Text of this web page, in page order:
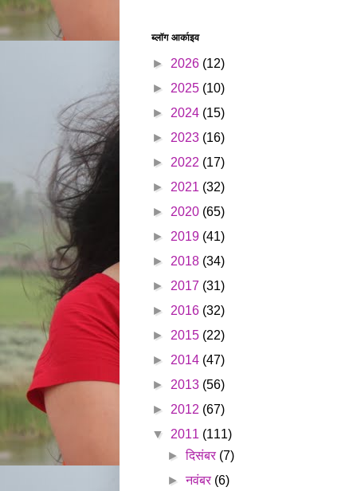
ब्लॉग आर्काइव
► 2026 (12)
► 2025 (10)
► 2024 (15)
► 2023 (16)
► 2022 (17)
► 2021 (32)
► 2020 (65)
► 2019 (41)
► 2018 (34)
► 2017 (31)
► 2016 (32)
► 2015 (22)
► 2014 (47)
► 2013 (56)
► 2012 (67)
▼ 2011 (111)
►दिसंबर (7)
►नवंबर (6)